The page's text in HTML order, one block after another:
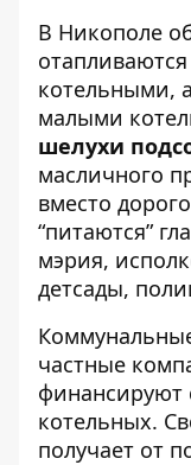
В Никополе
котельными,
малыми
шелухи
масличного
вместо
“питаются”
мэрия,
детсады,
частные
финансируют
котельных.
получает от